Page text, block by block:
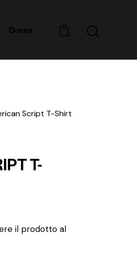
Donna 0
Script T-Shirt
T-
il prodotto al